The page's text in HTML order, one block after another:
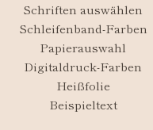
Schriften auswählen
Schleifenband-Farben
Papierauswahl
Digitaldruck-Farben
Heißfolie
Beispieltext